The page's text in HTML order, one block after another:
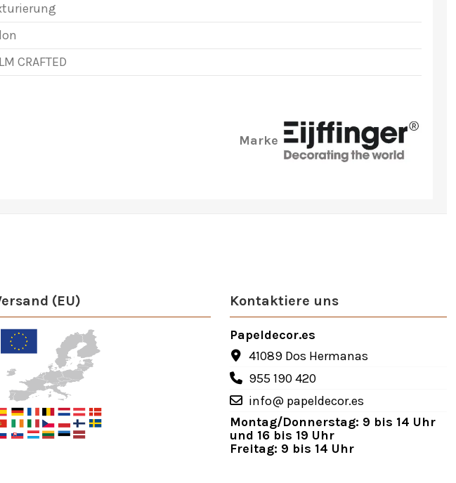
CRAFTED
Marke
(EU) Kontaktiere uns
Papeldecor.es
41089 Dos Hermanas
955 190 420
info@ papeldecor.es
Montag/Donnerstag: 9 bis 14 Uhr
und 16 bis 19 Uhr
Freitag: 9 bis 14 Uhr